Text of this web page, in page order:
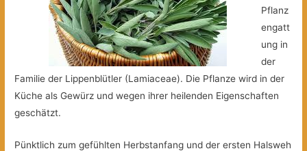
Pflanz
engatt
ung in
der
Familie der Lippenblütler (Lamiaceae). Die Pflanze wird in der
Küche als Gewürz und wegen ihrer heilenden Eigenschaften
geschätzt.
Pünktlich zum gefühlten Herbstanfang und der ersten Halsweh